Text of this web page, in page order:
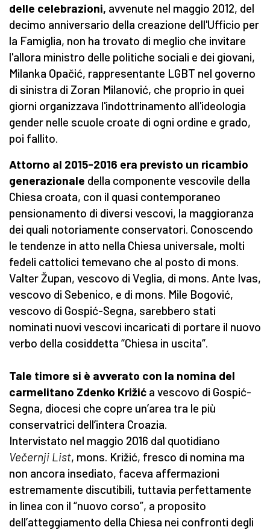
delle celebrazioni, avvenute nel maggio 2012, del
decimo anniversario della creazione dell'Ufficio per
la Famiglia, non ha trovato di meglio che invitare
l'allora ministro delle politiche sociali e dei giovani,
Milanka Opačić, rappresentante LGBT nel governo
di sinistra di Zoran Milanović, che proprio in quei
giorni organizzava l'indottrinamento all'ideologia
gender nelle scuole croate di ogni ordine e grado,
poi fallito.
Attorno al 2015-2016 era previsto un ricambio
generazionale della componente vescovile della
Chiesa croata, con il quasi contemporaneo
pensionamento di diversi vescovi, la maggioranza
dei quali notoriamente conservatori. Conoscendo
le tendenze in atto nella Chiesa universale, molti
fedeli cattolici temevano che al posto di mons.
Valter Župan, vescovo di Veglia, di mons. Ante Ivas,
vescovo di Sebenico, e di mons. Mile Bogović,
vescovo di Gospić-Segna, sarebbero stati
nominati nuovi vescovi incaricati di portare il nuovo
verbo della cosiddetta “Chiesa in uscita“.
Tale timore si è avverato con la nomina del
carmelitano Zdenko Križić a vescovo di Gospić-
Segna, diocesi che copre un’area tra le più
conservatrici dell’intera Croazia.
Intervistato nel maggio 2016 dal quotidiano
Večernji List, mons. Križić, fresco di nomina ma
non ancora insediato, faceva affermazioni
estremamente discutibili, tuttavia perfettamente
in linea con il “nuovo corso”, a proposito
dell’atteggiamento della Chiesa nei confronti degli